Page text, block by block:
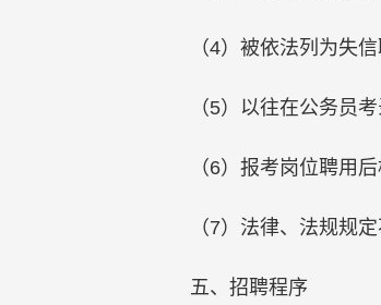
（4）被依法列为失
（5）以往在公务员
（6）报考岗位聘用
（7）法律、法规规
五、招聘程序